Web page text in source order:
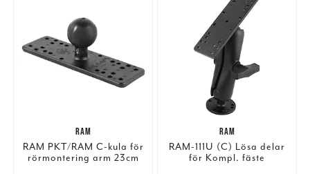
RAM
RAM PKT/RAM C-kula för
rörmontering arm 23cm
RAM
RAM-111U (C) Lösa delar
för Kompl. fäste